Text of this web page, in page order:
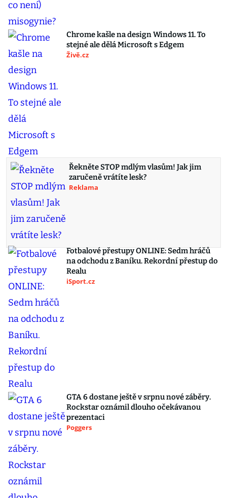
Chrome kašle na design Windows 11. To
stejné ale dělá Microsoft s Edgem
Živě.cz
Řekněte STOP mdlým vlasům! Jak jim
zaručeně vrátíte lesk?
Reklama
Fotbalové přestupy ONLINE: Sedm hráčů
na odchodu z Baníku. Rekordní přestup do
Realu
iSport.cz
GTA 6 dostane ještě v srpnu nové záběry.
Rockstar oznámil dlouho očekávanou
prezentaci
Poggers